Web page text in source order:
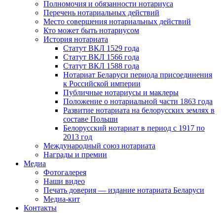
Полномочия и обязанности нотариуса
Перечень нотариальных действий
Место совершения нотариальных действий
Кто может быть нотариусом
История нотариата
Статут ВКЛ 1529 года
Статут ВКЛ 1566 года
Статут ВКЛ 1588 года
Нотариат Беларуси периода присоединения
к Российской империи
Публичные нотариусы и маклеры
Положение о нотариальной части 1863 года
Развитие нотариата на белорусских землях в
составе Польши
Белорусский нотариат в период с 1917 по
2013 год
Международный союз нотариата
Награды и премии
Медиа
Фотогалерея
Наши видео
Печать доверия — издание нотариата Беларуси
Медиа-кит
Контакты